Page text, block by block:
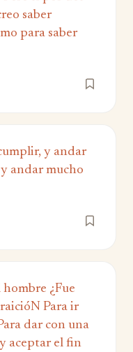
saber
para saber
y andar
andar mucho
¿Fue
Para ir
dar con una
aceptar el fin